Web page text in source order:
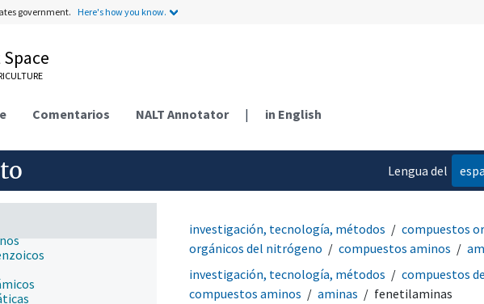
government. Here's how you know.
Comentarios NALT Annotator | in English
Lengua del
del nitrógeno
investigación, tecnología, métodos compuestos
orgánicos del nitrógeno
compuestos aminos
investigación, tecnología, métodos
compuestos
compuestos aminos
aminas fenetilaminas